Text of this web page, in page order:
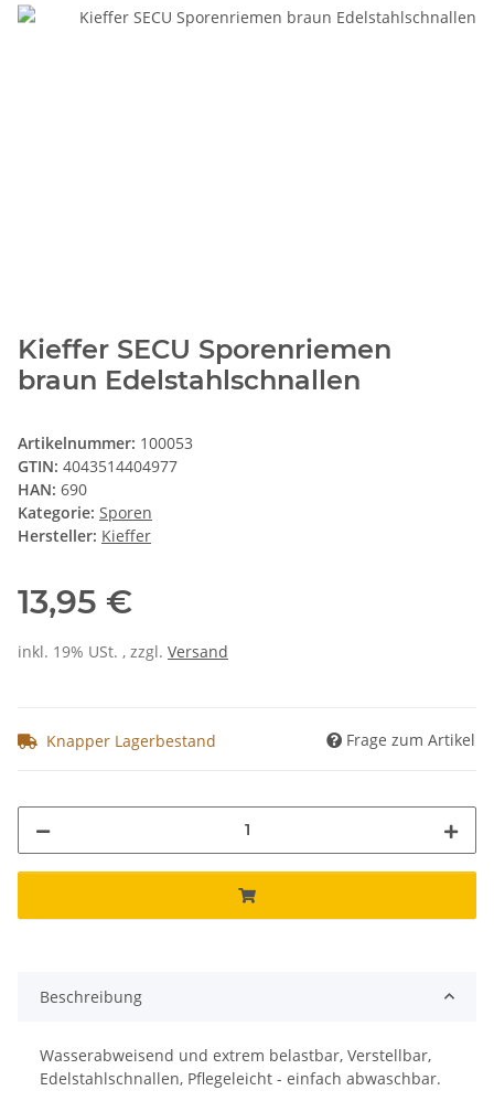
Kieffer SECU Sporenriemen
braun Edelstahlschnallen
Artikelnummer: 100053
GTIN: 4043514404977
HAN: 690
Kategorie: Sporen
Hersteller: Kieffer
13,95 €
inkl. 19% USt. , zzgl. Versand
Knapper Lagerbestand Frage zum Artikel
Beschreibung
Wasserabweisend und extrem belastbar, Verstellbar,
Edelstahlschnallen, Pflegeleicht - einfach abwaschbar.